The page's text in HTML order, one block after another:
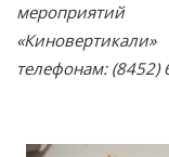
телефонам: (8452)